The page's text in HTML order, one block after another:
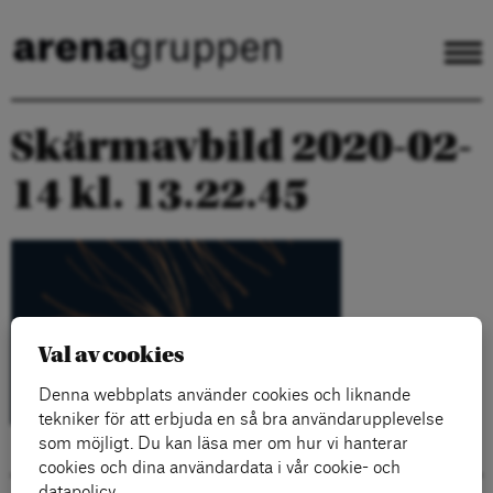
Skärmavbild 2020-02-
14 kl. 13.22.45
Val av cookies
Denna webbplats använder cookies och liknande
tekniker för att erbjuda en så bra användarupplevelse
som möjligt. Du kan läsa mer om hur vi hanterar
cookies och dina användardata i vår cookie- och